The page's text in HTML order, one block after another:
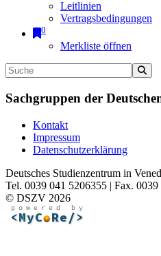
Leitlinien
Vertragsbedingungen
0
Merkliste öffnen
Sachgruppen der
Kontakt
Impressum
Datenschutzerklärung
Deutsches Studienzentrum in
Tel. 0039 041 5206355 | Fax. 0039
© DSZV 2026